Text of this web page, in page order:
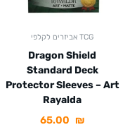
אביזרים לקלפי TCG
Dragon Shield
Standard Deck
Protector Sleeves – Art
Rayalda
65.00 ₪